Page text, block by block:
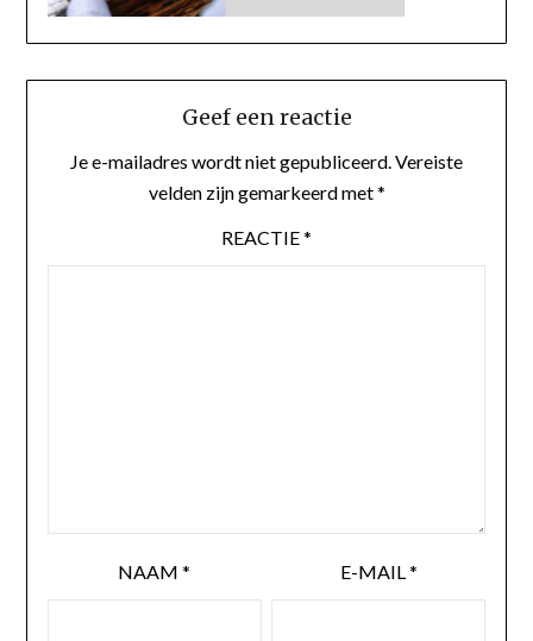
Geef een reactie
Je e-mailadres wordt niet gepubliceerd. Vereiste
velden zijn gemarkeerd met*
REACTIE*
NAAM* E-MAIL *